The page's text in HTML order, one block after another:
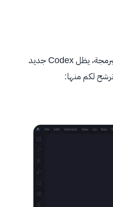
رغم أن OpenAI من أقوى الشركات في الذكاء الاصطناعي ونماذجها أثبتت جدارتها في البرمجة، يظل Codex جديد
لكم منها: